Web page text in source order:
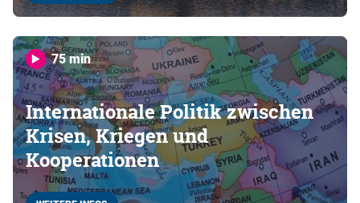
75 min
Internationale Politik zwischen
Krisen, Kriegen und
Kooperationen